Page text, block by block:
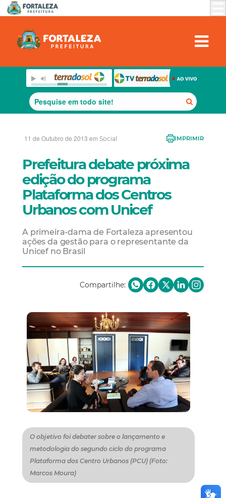
11 de Outubro de 2013 em Social IMPRIMIR
Prefeitura debate próxima
edição do programa
Plataforma dos Centros
Urbanos com Unicef
A primeira-dama de Fortaleza apresentou
ações da gestão para o representante da
Unicef no Brasil
Compartilhe:
O objetivo foi debater sobre o lançamento e
metodologia do segundo ciclo do programa
Plataforma dos Centro Urbanos (PCU) (Foto:
Marcos Moura)